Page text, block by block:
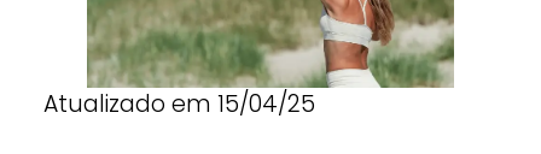
Atualizado em 15/04/25